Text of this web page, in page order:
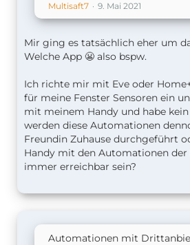
Multisaft7 9. Mai 2021
Mir ging es tatsächlich eher um
Welche App 😬 also bspw.
Ich richte mir mit Eve oder
für meine Fenster Sensoren ein
mit meinem Handy und habe
werden diese Automationen
Freundin Zuhause durchgeführt
Handy mit den Automationen
immer erreichbar sein?
Automationen mit